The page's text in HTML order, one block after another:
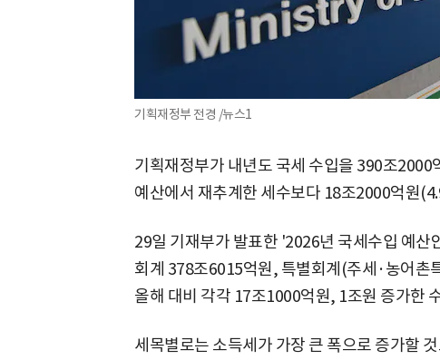
기획재정부 전경 /뉴스1
기획재정부가 내년도 국세 수입을 390조2000
예산에서 재추계한 세수보다 18조2000억원
29일 기재부가 발표한 '2026년 국세수입 예산
회계 378조6015억원, 특별회계(주세·농어촌
올해 대비 각각 17조1000억원, 1조원 증가한
세목별로는 소득세가 가장 큰 폭으로 증가할